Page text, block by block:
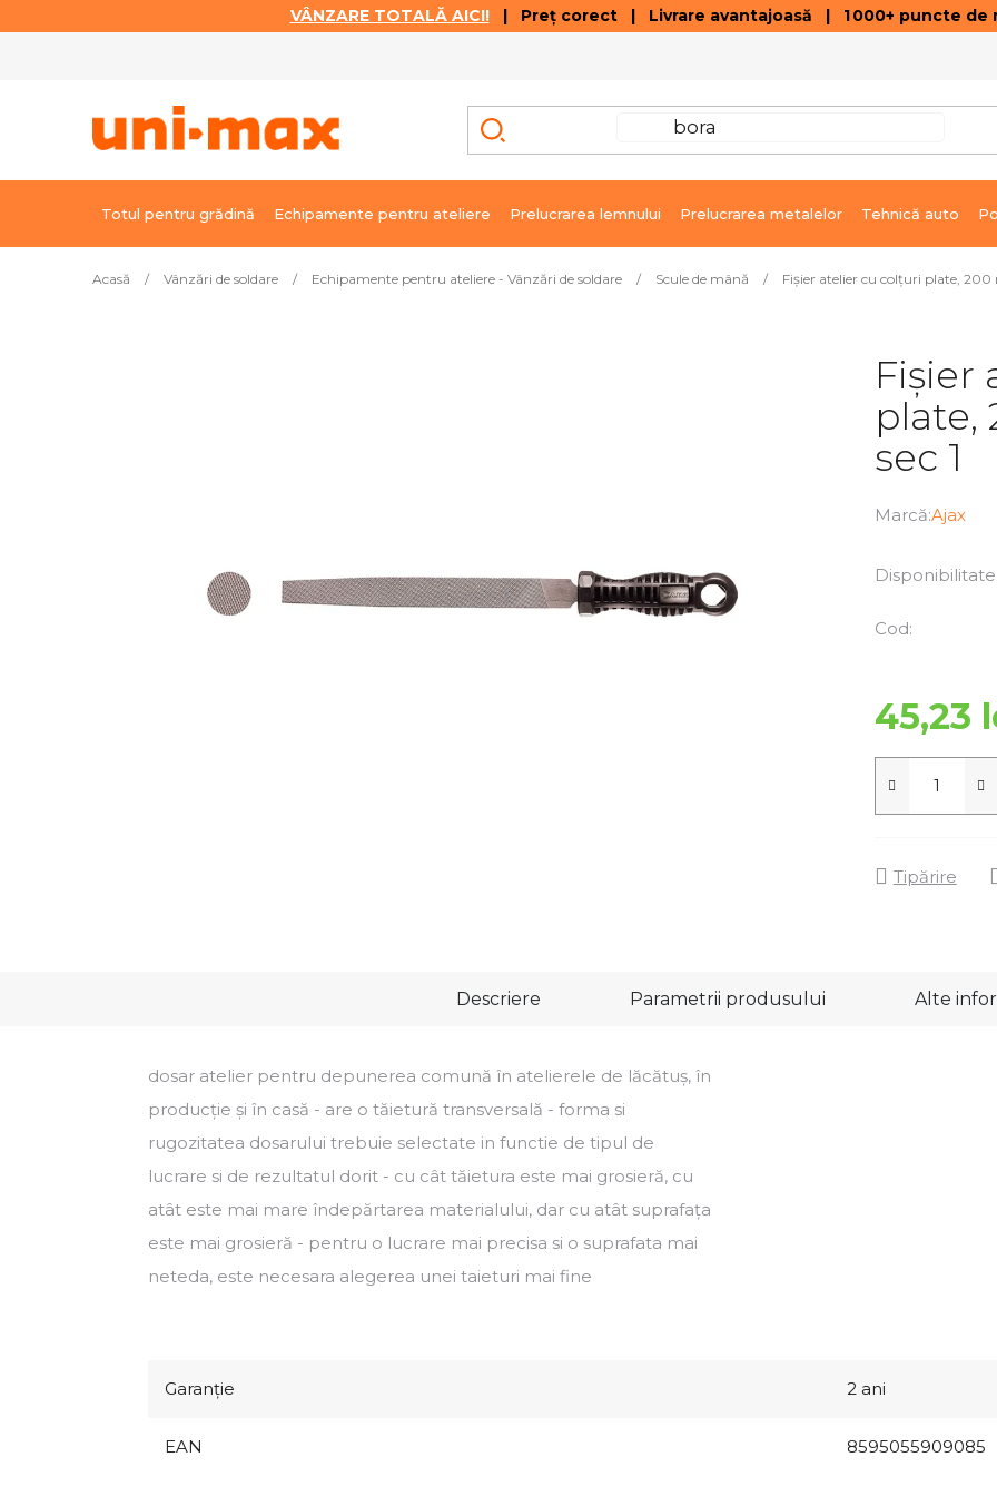
VÂNZARE TOTALĂ AICI!| Preț corect | Livrare avantajoasă | 1 000+ puncte de
Totul pentru grădină Echipamente pentru ateliere Prelucrarea lemnului Prelucrarea metalelor Tehnică auto
Acasă / Vânzări de soldare / Echipamente pentru ateliere - Vânzări de soldare / Scule de mână / Fișier atelier cu colțuri plate, 200
Fișier
plate,
sec 1
Marcă:Ajax
Disponibilitate
Cod:
45,23
Tipărire
Descriere Parametrii produsului Alte
dosar atelier pentru depunerea comună în atelierele de lăcătuș, în
producție și în casă - are o tăietură transversală - forma si
rugozitatea dosarului trebuie selectate in functie de tipul de
lucrare si de rezultatul dorit - cu cât tăietura este mai grosieră, cu
atât este mai mare îndepărtarea materialului, dar cu atât suprafața
este mai grosieră - pentru o lucrare mai precisa si o suprafata mai
neteda, este necesara alegerea unei taieturi mai fine
Garanţie 2 ani
EAN 8595055909085